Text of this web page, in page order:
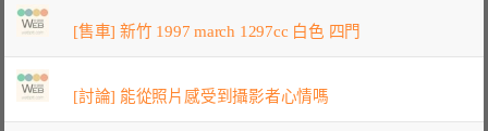
[售車] 新竹 1997 march 1297cc 白色 四門
[討論] 能從照片感受到攝影者心情嗎